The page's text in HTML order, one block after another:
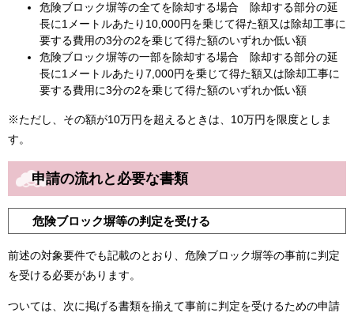
危険ブロック塀等の全てを除却する場合 除却する部分の延
長に1メートルあたり10,000円を乗じて得た額又は除却工事に
要する費用の3分の2を乗じて得た額のいずれか低い額
危険ブロック塀等の一部を除却する場合 除却する部分の延
長に1メートルあたり7,000円を乗じて得た額又は除却工事に
要する費用に3分の2を乗じて得た額のいずれか低い額
※ただし、その額が10万円を超えるときは、10万円を限度としま
す。
申請の流れと必要な書類
危険ブロック塀等の判定を受ける
前述の対象要件でも記載のとおり、危険ブロック塀等の事前に判定
を受ける必要があります。
ついては、次に掲げる書類を揃えて事前に判定を受けるための申請